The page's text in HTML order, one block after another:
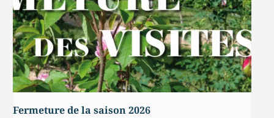
Fermeture de la saison 2026